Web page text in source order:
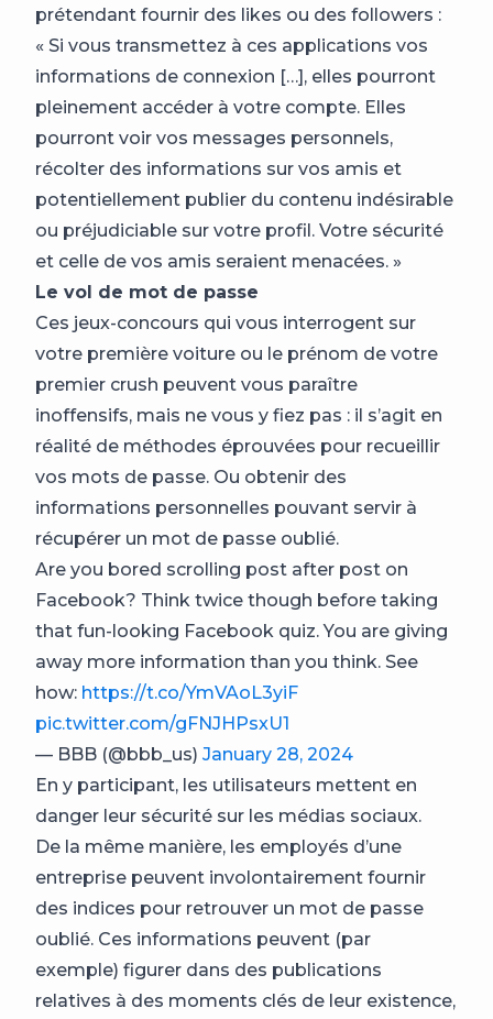
prétendant fournir des likes ou des followers :
« Si vous transmettez à ces applications vos
informations de connexion […], elles pourront
pleinement accéder à votre compte. Elles
pourront voir vos messages personnels,
récolter des informations sur vos amis et
potentiellement publier du contenu indésirable
ou préjudiciable sur votre profil. Votre sécurité
et celle de vos amis seraient menacées. »
Le vol de mot de passe
Ces jeux-concours qui vous interrogent sur
votre première voiture ou le prénom de votre
premier crush peuvent vous paraître
inoffensifs, mais ne vous y fiez pas : il s’agit en
réalité de méthodes éprouvées pour recueillir
vos mots de passe. Ou obtenir des
informations personnelles pouvant servir à
récupérer un mot de passe oublié.
Are you bored scrolling post after post on
Facebook? Think twice though before taking
that fun-looking Facebook quiz. You are giving
away more information than you think. See
how: https://t.co/YmVAoL3yiF
pic.twitter.com/gFNJHPsxU1
— BBB (@bbb_us) January 28, 2024
En y participant, les utilisateurs mettent en
danger leur sécurité sur les médias sociaux.
De la même manière, les employés d’une
entreprise peuvent involontairement fournir
des indices pour retrouver un mot de passe
oublié. Ces informations peuvent (par
exemple) figurer dans des publications
relatives à des moments clés de leur existence,